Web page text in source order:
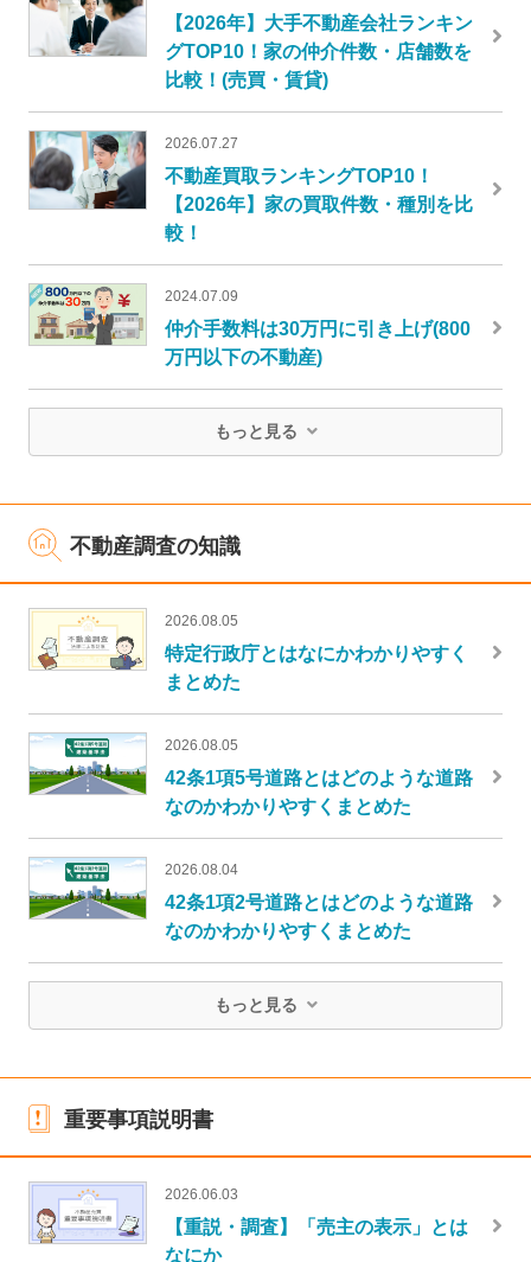
【2026年】大手不動産会社ランキン
グTOP10！家の仲介件数・店舗数を
比較！(売買・賃貸)
2026.07.27
不動産買取ランキングTOP10！
【2026年】家の買取件数・種別を比
較！
2024.07.09
仲介手数料は30万円に引き上げ(800
万円以下の不動産)
もっと見る
不動産調査の知識
2026.08.05
特定行政庁とはなにかわかりやすく
まとめた
2026.08.05
42条1項5号道路とはどのような道路
なのかわかりやすくまとめた
2026.08.04
42条1項2号道路とはどのような道路
なのかわかりやすくまとめた
もっと見る
重要事項説明書
2026.06.03
【重説・調査】「売主の表示」とは
なにか